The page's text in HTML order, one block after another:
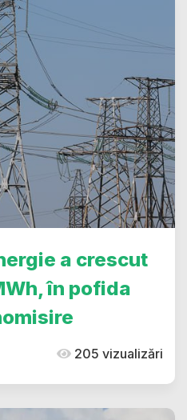
a crescut
în pofida
205 vizualizări